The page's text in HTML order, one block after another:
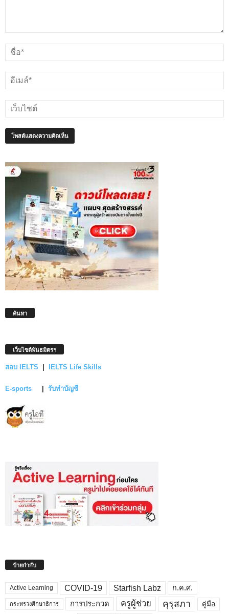
ค้นหา
เว็บไซต์พันธมิตรฯ
สอบ IELTS IELTS Life Skills
E-sports รับทำบัญชี
ป้ายกำกับ
Active Learning COVID-19 Starfish Labz ก.ค.ศ.
กระทรวงศึกษาธิการ การประกวด ครูผู้ช่วย คุรุสภา คู่มือ